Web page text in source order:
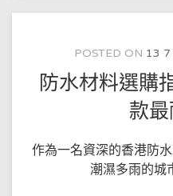
POSTED ON 13 7
防水材料選購
款最
作為一名資深的香港防
潮濕多雨的